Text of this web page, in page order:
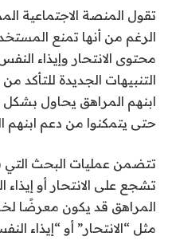
الرغم من أنها تمنع
محتوى الانتحار وإيذاء
التنبيهات الجديدة للتأكد من
ابنهم المراهق يحاول
حتى يتمكنوا من دعم ابنهم
تتضمن عمليات البحث التي
تشجع على الانتحار أو
المراهق قد يكون معرضًا
مثل “الانتحار” أو “إيذاء